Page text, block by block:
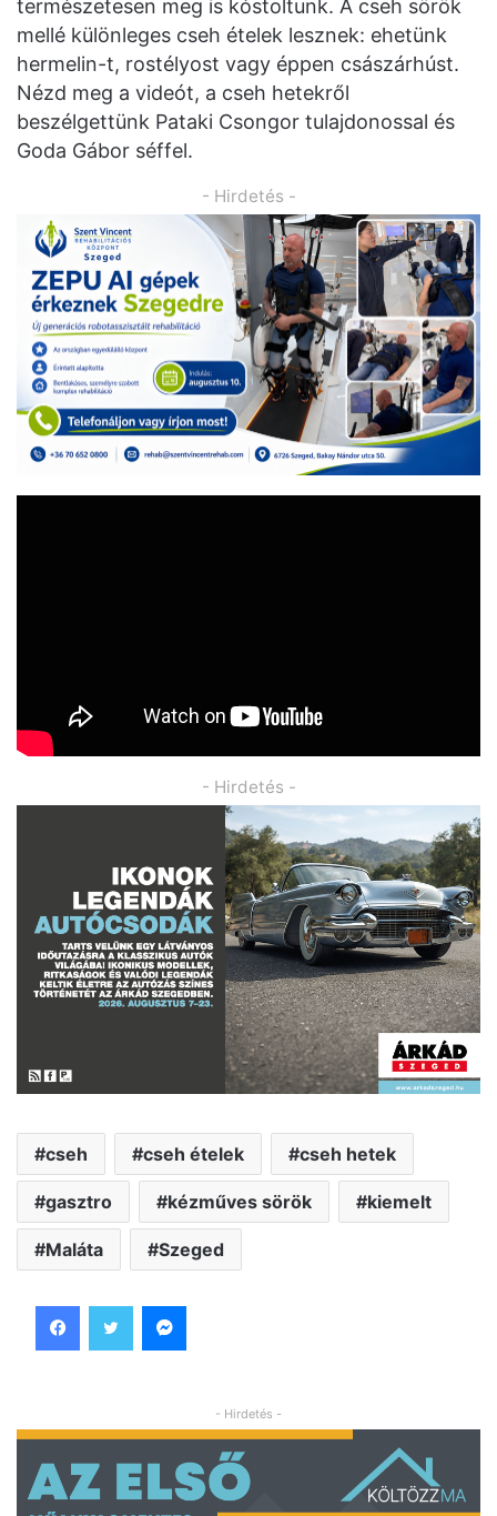
természetesen meg is kóstoltunk. A cseh sörök
mellé különleges cseh ételek lesznek: ehetünk
hermelin-t, rostélyost vagy éppen császárhúst.
Nézd meg a videót, a cseh hetekről
beszélgettünk Pataki Csongor tulajdonossal és
Goda Gábor séffel.
- Hirdetés -
- Hirdetés -
cseh cseh ételek cseh hetek
gasztro kézműves sörök kiemelt
Maláta Szeged
- Hirdetés -